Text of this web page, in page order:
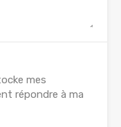
mes
répondre à ma